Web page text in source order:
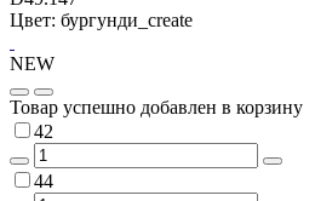
Цвет: бургунди_create
NEW
Товар успешно добавлен в корзину
42
44